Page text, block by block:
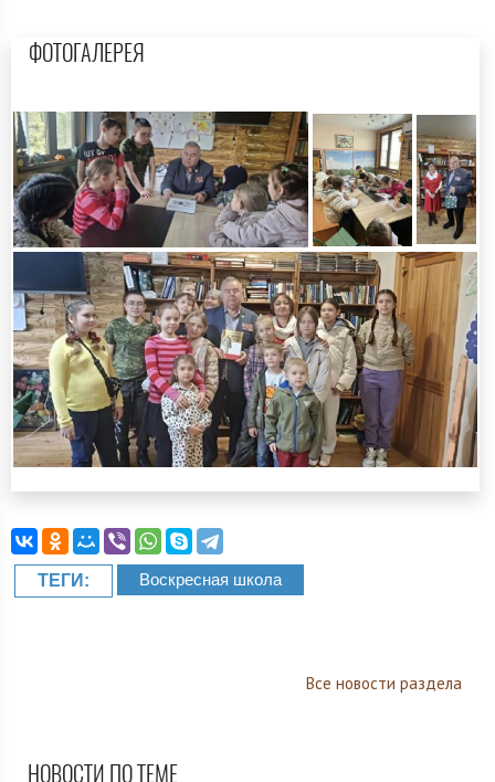
ФОТОГАЛЕРЕЯ
ТЕГИ: Воскресная школа
Все новости раздела
НОВОСТИ ПО ТЕМЕ